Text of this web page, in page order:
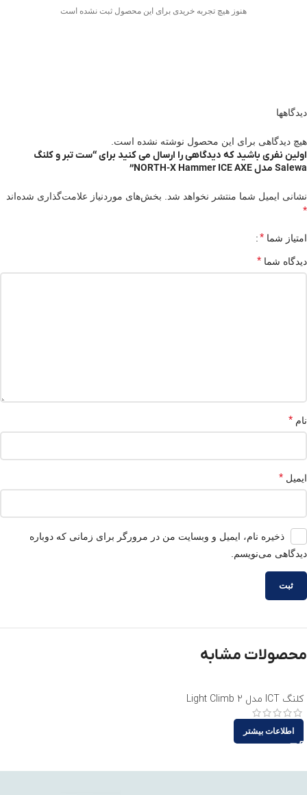
هنوز هیچ تجربه خریدی برای این محصول ثبت نشده است
دیدگاهها
هیچ دیدگاهی برای این محصول نوشته نشده است.
اولین نفری باشید که دیدگاهی را ارسال می کنید برای “ست تبر و کلنگ
Salewa مدل NORTH-X Hammer ICE AXE”
نشانی ایمیل شما منتشر نخواهد شد. بخش‌های موردنیاز علامت‌گذاری شده‌اند
*
امتیاز شما *
دیدگاه شما *
نام *
ایمیل *
ذخیره نام، ایمیل و وبسایت من در مرورگر برای زمانی که دوباره
دیدگاهی می‌نویسم.
محصولات مشابه
کلنگ ICT مدل Light Climb 2
اطلاعات بیشتر